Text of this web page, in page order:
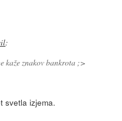
:
kaže znakov bankrota ;>
svetla izjema.